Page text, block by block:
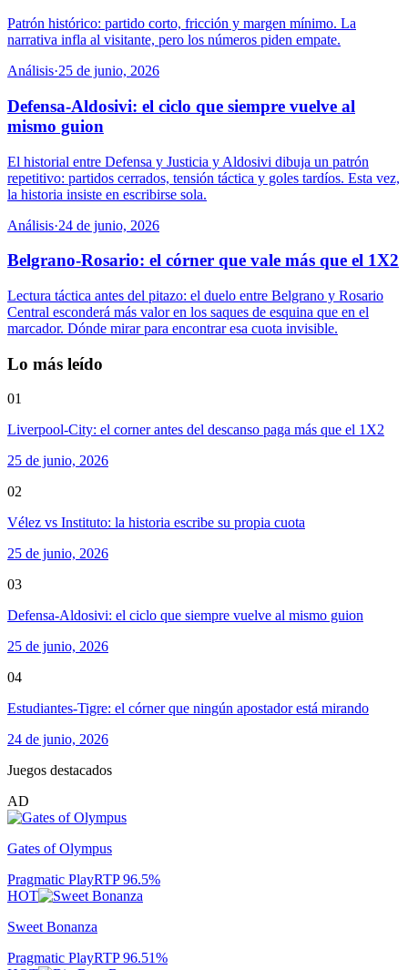
Patrón histórico: partido corto, fricción y margen mínimo. La
narrativa infla al visitante, pero los números piden empate.
Análisis·25 de junio, 2026
Defensa-Aldosivi: el ciclo que siempre vuelve al
mismo guion
El historial entre Defensa y Justicia y Aldosivi dibuja un patrón
repetitivo: partidos cerrados, tensión táctica y goles tardíos. Esta vez,
la historia insiste en escribirse sola.
Análisis·24 de junio, 2026
Belgrano-Rosario: el córner que vale más que el 1X2
Lectura táctica antes del pitazo: el duelo entre Belgrano y Rosario
Central esconderá más valor en los saques de esquina que en el
marcador. Dónde mirar para encontrar esa cuota invisible.
Lo más leído
01
Liverpool-City: el corner antes del descanso paga más que el 1X2
25 de junio, 2026
02
Vélez vs Instituto: la historia escribe su propia cuota
25 de junio, 2026
03
Defensa-Aldosivi: el ciclo que siempre vuelve al mismo guion
25 de junio, 2026
04
Estudiantes-Tigre: el córner que ningún apostador está mirando
24 de junio, 2026
Juegos destacados
AD
Gates of Olympus
Pragmatic PlayRTP96.5%
HOT
Sweet Bonanza
Pragmatic PlayRTP96.51%